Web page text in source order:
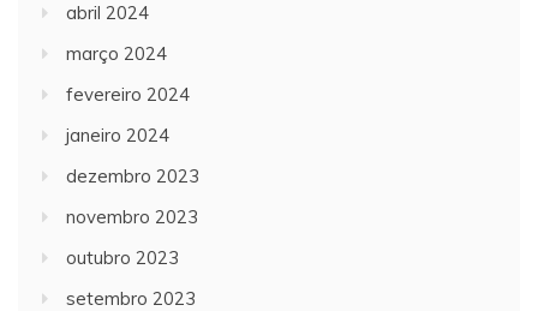
abril 2024
março 2024
fevereiro 2024
janeiro 2024
dezembro 2023
novembro 2023
outubro 2023
setembro 2023